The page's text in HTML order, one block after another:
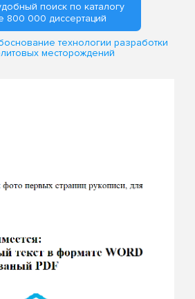
поиск по каталогу
800 000 диссертаций
технологии разработки
месторождений